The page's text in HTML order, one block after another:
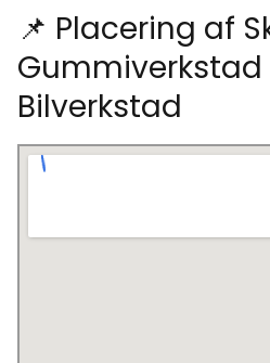
📌 Placering af
Gummiverkstad
Bilverkstad